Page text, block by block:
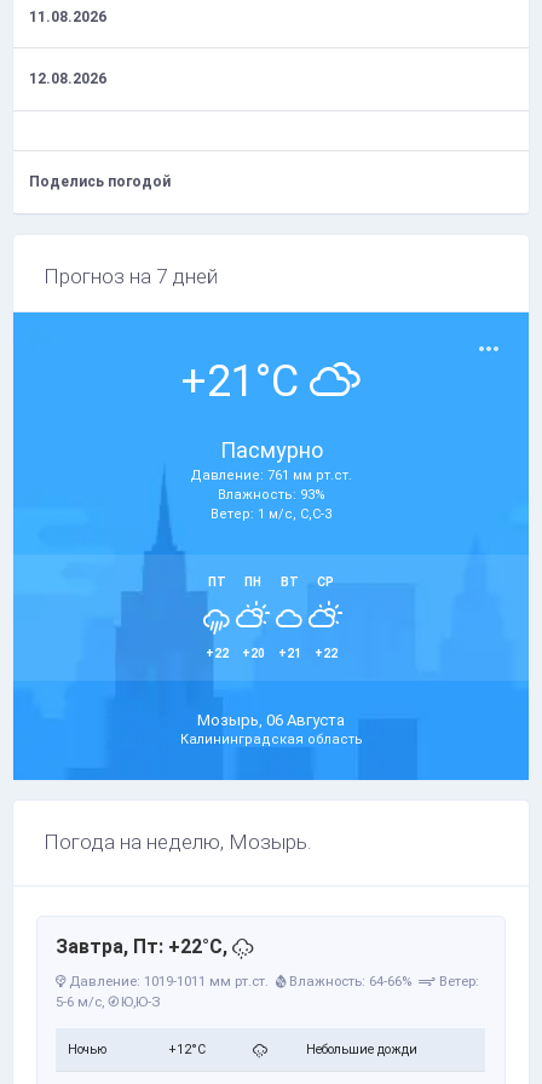
11.08.2026
12.08.2026
Поделись погодой
Прогноз на 7 дней
+21°C
Пасмурно
Давление: 761 мм рт.ст.
Влажность: 93%
Ветер: 1 м/с, С,С-З
ПТ
+22
ПН
+20
ВТ
+21
СР
+22
Мозырь, 06 Августа
Калининградская область
Погода на неделю, Мозырь.
Завтра, Пт: +22°C,
Давление: 1019-1011 мм рт.ст. Влажность: 64-66%
Ветер:
5-6 м/с, Ю,Ю-З
Ночью +12°C Небольшие дожди